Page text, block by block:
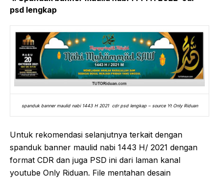
psd lengkap
spanduk banner maulid nabi 1443 H 2021 cdr psd lengkap – source Yt Only Riduan
Untuk rekomendasi selanjutnya terkait dengan
spanduk banner maulid nabi 1443 H/ 2021 dengan
format CDR dan juga PSD ini dari laman kanal
youtube Only Riduan. File mentahan desain